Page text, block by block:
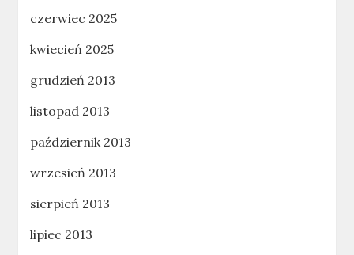
czerwiec 2025
kwiecień 2025
grudzień 2013
listopad 2013
październik 2013
wrzesień 2013
sierpień 2013
lipiec 2013